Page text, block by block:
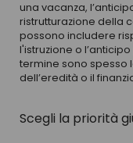
una vacanza,
ristrutturazione della
possono includere
l'istruzione o
termine sono spesso
dell’eredità o il
Scegli la priorità